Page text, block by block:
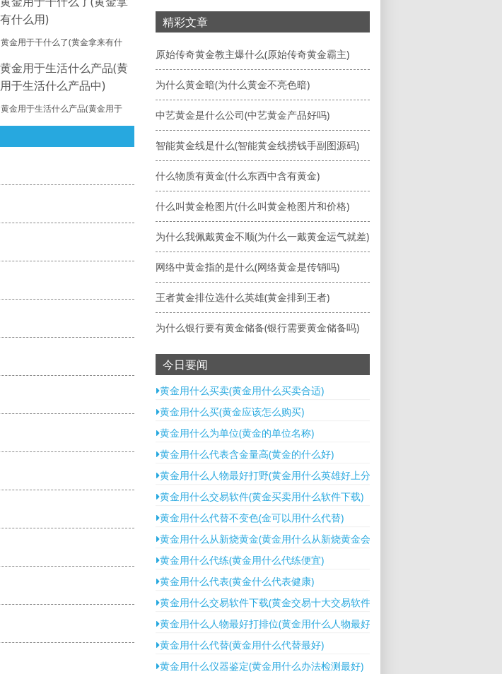
黄金用于干什么了(黄金拿来有什
黄金用于生活什么产品(黄金用于
精彩文章
原始传奇黄金教主爆什么(原始传奇黄金霸主)
为什么黄金暗(为什么黄金不亮色暗)
中艺黄金是什么公司(中艺黄金产品好吗)
智能黄金线是什么(智能黄金线捞钱手副图源码)
什么物质有黄金(什么东西中含有黄金)
什么叫黄金枪图片(什么叫黄金枪图片和价格)
为什么我佩戴黄金不顺(为什么一戴黄金运气就差)
网络中黄金指的是什么(网络黄金是传销吗)
王者黄金排位选什么英雄(黄金排到王者)
为什么银行要有黄金储备(银行需要黄金储备吗)
今日要闻
黄金用什么买卖(黄金用什么买卖合适)
黄金用什么买(黄金应该怎么购买)
黄金用什么为单位(黄金的单位名称)
黄金用什么代表含金量高(黄金的什么好)
黄金用什么人物最好打野(黄金用什么英雄好上分)
黄金用什么交易软件(黄金买卖用什么软件下载)
黄金用什么代替不变色(金可以用什么代替)
黄金用什么从新烧黄金(黄金用什么从新烧黄金会变亮)
黄金用什么代练(黄金用什么代练便宜)
黄金用什么代表(黄金什么代表健康)
黄金用什么交易软件下载(黄金交易十大交易软件)
黄金用什么人物最好打排位(黄金用什么人物最好打排位的)
黄金用什么代替(黄金用什么代替最好)
黄金用什么仪器鉴定(黄金用什么办法检测最好)